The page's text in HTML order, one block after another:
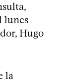
lunes
Hugo
la